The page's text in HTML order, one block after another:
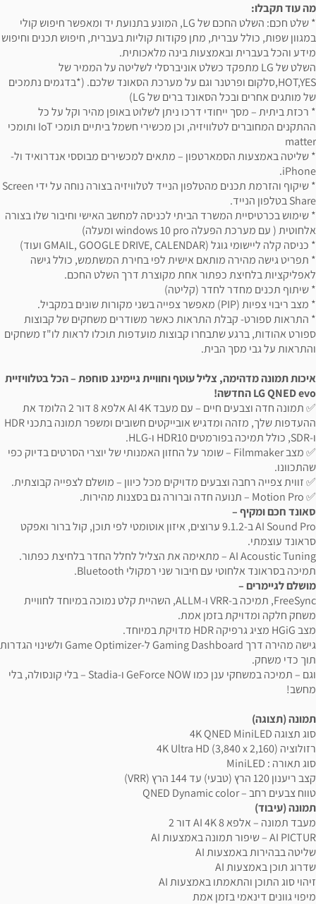
מה עוד תקבלו:
* שלט חכם: השלט החכם של LG, המונע בתנועת יד ומאפשר חיפוש קולי
במגוון שפות, כולל עברית, מתן פקודות קוליות בעברית, חיפוש תכנים וחיפוש
מידע והכל בעברית ובאמצעות בינה מלאכותית.
השלט של LG מתפקד כשלט אוניברסלי לשליטה על הממיר של
HOT,YES,סלקום ופרטנר וגם על מערכת הסאונד שלכם. (*בדגמים נתמכים
של מותגים אחרים ובכל הסאונד ברים של LG)
* רכזת ביתית – מסך ייחודי דרכו ניתן לשלוט באופן מהיר וקל על כל
ההתקנים המחוברים לטלוויזיה, וכן מכשירי חשמל ביתיים תומכי IoT ותומכי
matter
* שליטה באמצעות הסמארטפון – מתאים למכשירים מבוססי אנדרואיד ול-
iPhone.
* שיקוף והזרמת תכנים מהטלפון הנייד לטלוויזיה בצורה נוחה על ידי Screen
Share בטלפון הנייד.
* שימוש בכרטיסיית המשרד הביתי לכניסה למחשב האישי וחיבור שלו בצורה
אלחוטית ( עם מערכת הפעלה windows 10 pro ומעלה)
* כניסה קלה ליישומי גוגל (GMAIL, GOOGLE DRIVE, CALENDAR ועוד)
* תפריט גישה מהירה מותאם אישית לפי בחירת המשתמש, כולל גישה
לאפליקציות בלחיצת כפתור אחת מקוצרת דרך השלט החכם.
* שיתוף תכנים מחדר לחדר (קליטה)
* מצב ריבוי צפיות (PIP) מאפשר צפייה בשני מקורות שונים במקביל.
* התראות ספורט- קבלת התראות כאשר משודרים משחקים של קבוצות
ספורט אהודות, ברגע שתבחרו קבוצות מועדפות תוכלו לראות לו"ז משחקים
והתראות על גבי מסך הבית.
איכות תמונה מדהימה, צליל עוטף וחוויית גיימינג סוחפת – הכל בטלוויזיית
LG QNED evo החדשה!
✅ תמונה חדה וצבעים חיים – עם מעבד AI 4K אלפא 8 דור 2 הלומד את
ההעדפות שלך, מזהה ומדגיש אובייקטים חשובים ומשפר תמונה בתכני HDR
ו-SDR, כולל תמיכה בפורמטים HDR10 ו-HLG.
✅ מצב Filmmaker – שומר על החזון האמנותי של יוצרי הסרטים בדיוק כפי
שהתכוונו.
✅ זווית צפייה רחבה וצבעים מדויקים מכל כיוון – מושלם לצפייה קבוצתית.
✅ Motion Pro – תנועה חדה וברורה גם בסצנות מהירות.
סאונד חכם ומקיף –
AI Sound Pro ב-9.1.2 ערוצים, איזון אוטומטי לפי תוכן, קול ברור ואפקט
סראונד עוצמתי.
AI Acoustic Tuning – מתאימה את הצליל לחלל החדר בלחיצת כפתור.
תמיכה בסראונד אלחוטי עם חיבור שני רמקולי Bluetooth.
מושלם לגיימרים –
FreeSync, תמיכה ב-VRR ו-ALLM, השהיית קלט נמוכה במיוחד לחוויית
משחק חלקה ומדויקת בזמן אמת.
מצב HGiG מציג גרפיקה HDR מדויקת במיוחד.
גישה מהירה דרך Gaming Dashboard ל-Game Optimizer ולשינוי הגדרות
תוך כדי משחק.
וגם – תמיכה במשחקי ענן כמו GeForce NOW ו-Stadia – בלי קונסולה, בלי
מחשב!
תמונה (תצוגה)
סוג תצוגה 4K QNED MiniLED
רזולוציה 4K Ultra HD (3,840 x 2,160)
סוג תאורה : MiniLED
קצב ריענון 120 הרץ (טבעי) עד 144 הרץ (VRR)
טווח צבעים רחב – QNED Dynamic color
תמונה (עיבוד)
מעבד תמונה – אלפא 8 AI 4K דור 2
AI PICTUR – שיפור תמונה באמצעות AI
שליטה בבהירות באמצעות AI
שדרוג תוכן באמצעות AI
זיהוי סוג התוכן והתאמתו באמצעות AI
מיפוי גוונים דינאמי בזמן אמת